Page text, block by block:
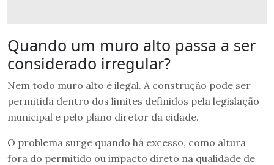
Quando um muro alto passa a ser
considerado irregular?
Nem todo muro alto é ilegal. A construção pode ser
permitida dentro dos limites definidos pela legislação
municipal e pelo plano diretor da cidade.
O problema surge quando há excesso, como altura
fora do permitido ou impacto direto na qualidade de